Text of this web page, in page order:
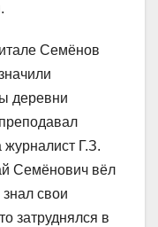
Семёнов
деревни
Г.З.
Семёнович вёл
свои
затруднялся в